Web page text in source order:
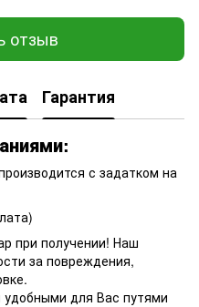
отзыв
Гарантия
с задатком на
при получении! Наш
за повреждения,
для Вас путями